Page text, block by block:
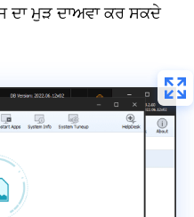
ਦਾ ਮੁੜ ਦਾਅਵਾ ਕਰ ਸਕਦੇ